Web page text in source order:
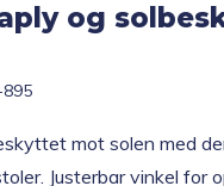
og
mot solen med
Justerbar vinkel for